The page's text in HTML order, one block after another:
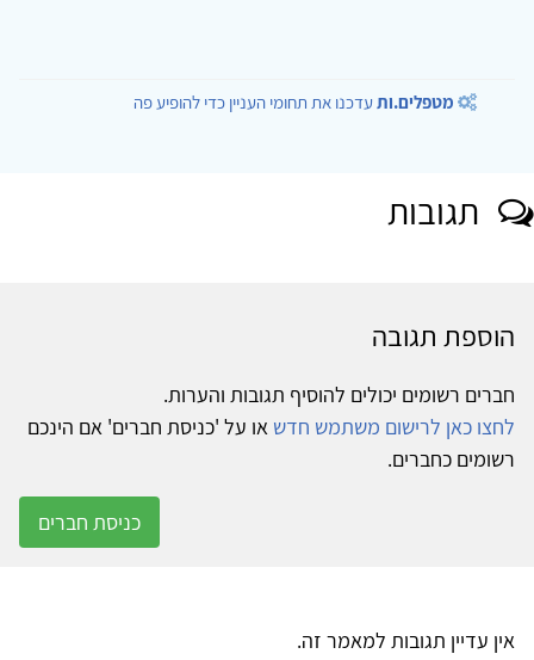
מטפלים.ותעדכנו את תחומי העניין כדי להופיע פה
תגובות
הוספת תגובה
חברים רשומים יכולים להוסיף תגובות והערות.
לחצו כאן לרישום משתמש חדש או על 'כניסת חברים' אם הינכם
רשומים כחברים.
כניסת חברים
אין עדיין תגובות למאמר זה.